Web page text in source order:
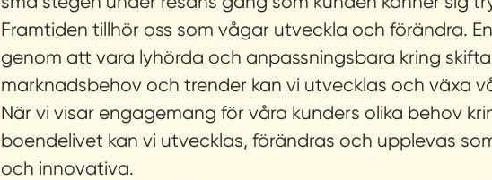
Framtiden tillhör oss som vågar utveckla och förändra.
genom att vara lyhörda och anpassningsbara kring
marknadsbehov och trender kan vi utvecklas och växa
När vi visar engagemang för våra kunders olika behov
boendelivet kan vi utvecklas, förändras och upplevas
och innovativa.